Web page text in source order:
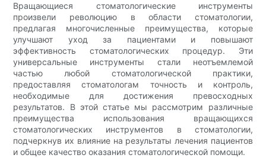
Вращающиеся стоматологические инструменты
произвели революцию в области стоматологии,
предлагая многочисленные преимущества, которые
улучшают уход за пациентами и повышают
эффективность стоматологических процедур. Эти
универсальные инструменты стали неотъемлемой
частью любой стоматологической практики,
предоставляя стоматологам точность и контроль,
необходимые для достижения превосходных
результатов. В этой статье мы рассмотрим различные
преимущества использования вращающихся
стоматологических инструментов в стоматологии,
подчеркнув их влияние на результаты лечения пациентов
и общее качество оказания стоматологической помощи.